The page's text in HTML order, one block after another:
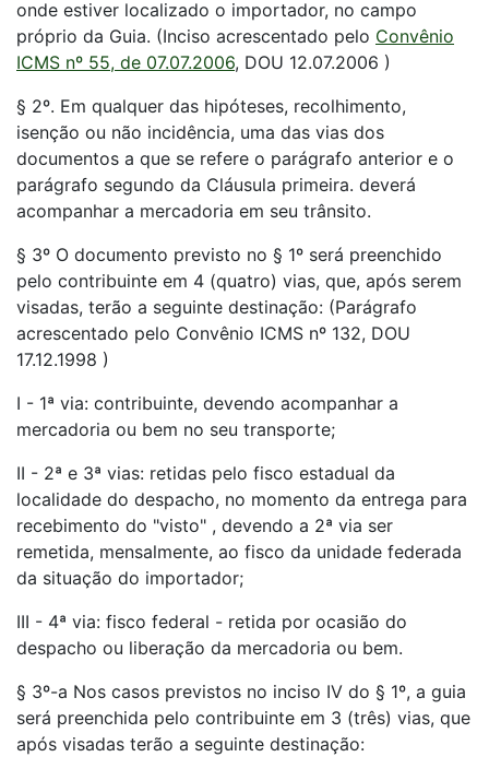
onde estiver localizado o importador, no campo
próprio da Guia. (Inciso acrescentado pelo Convênio
ICMS nº 55, de 07.07.2006, DOU 12.07.2006 )
§ 2º. Em qualquer das hipóteses, recolhimento,
isenção ou não incidência, uma das vias dos
documentos a que se refere o parágrafo anterior e o
parágrafo segundo da Cláusula primeira. deverá
acompanhar a mercadoria em seu trânsito.
§ 3º O documento previsto no § 1º será preenchido
pelo contribuinte em 4 (quatro) vias, que, após serem
visadas, terão a seguinte destinação: (Parágrafo
acrescentado pelo Convênio ICMS nº 132, DOU
17.12.1998 )
I - 1ª via: contribuinte, devendo acompanhar a
mercadoria ou bem no seu transporte;
II - 2ª e 3ª vias: retidas pelo fisco estadual da
localidade do despacho, no momento da entrega para
recebimento do "visto" , devendo a 2ª via ser
remetida, mensalmente, ao fisco da unidade federada
da situação do importador;
III - 4ª via: fisco federal - retida por ocasião do
despacho ou liberação da mercadoria ou bem.
§ 3º-a Nos casos previstos no inciso IV do § 1º, a guia
será preenchida pelo contribuinte em 3 (três) vias, que
após visadas terão a seguinte destinação: